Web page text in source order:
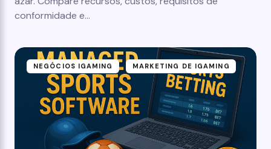
conformidade e...
NEGÓCIOS IGAMING MARKETING DE IGAMING